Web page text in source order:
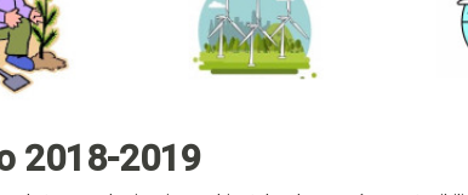
2018-2019